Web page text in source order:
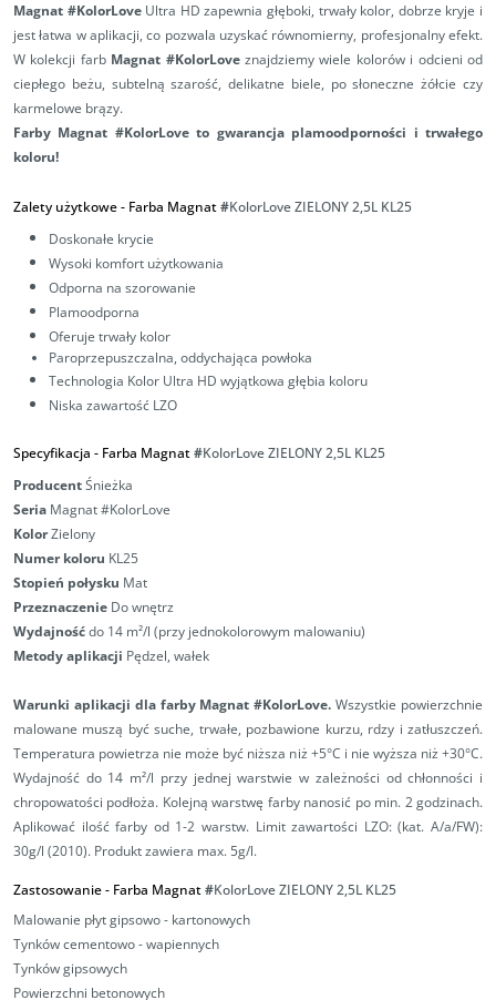
Magnat #KolorLoveUltra HD zapewnia głęboki, trwały kolor, dobrze kryje i
jest łatwa w aplikacji, co pozwala uzyskać równomierny, profesjonalny efekt.
W kolekcji farb Magnat #KolorLoveznajdziemy wiele kolorów i odcieni od
ciepłego beżu, subtelną szarość, delikatne biele, po słoneczne żółcie czy
karmelowe brązy.
Farby Magnat #KolorLove to gwarancja plamoodporności i trwałego
koloru!
Zalety użytkowe - Farba Magnat#KolorLove ZIELONY 2,5L KL25
Doskonałe krycie
Wysoki komfort użytkowania
Odporna na szorowanie
Plamoodporna
Oferuje trwały kolor
Paroprzepuszczalna, oddychająca powłoka
Technologia Kolor Ultra HD wyjątkowa głębia koloru
Niska zawartość LZO
Specyfikacja - Farba Magnat#KolorLove ZIELONY 2,5L KL25
ProducentŚnieżka
Seria Magnat #KolorLove
KolorZielony
Numer koloru KL25
Stopień połysku Mat
Przeznaczenie Do wnętrz
Wydajnośćdo 14 m²/l (przy jednokolorowym malowaniu)
Metody aplikacji Pędzel, wałek
Warunki aplikacji dla farby Magnat #KolorLove. Wszystkie powierzchnie
malowane muszą być suche, trwałe, pozbawione kurzu, rdzy i zatłuszczeń.
Temperatura powietrza nie może być niższa niż +5°C i nie wyższa niż +30°C.
Wydajność do 14 m²/l przy jednej warstwie w zależności od chłonności i
chropowatości podłoża. Kolejną warstwę farby nanosić po min. 2 godzinach.
Aplikować ilość farby od 1-2 warstw. Limit zawartości LZO: (kat. A/a/FW):
30g/l (2010). Produkt zawiera max. 5g/l.
Zastosowanie - Farba Magnat#KolorLove ZIELONY 2,5L KL25
Malowanie płyt gipsowo - kartonowych
Tynków cementowo - wapiennych
Tynków gipsowych
Powierzchni betonowych